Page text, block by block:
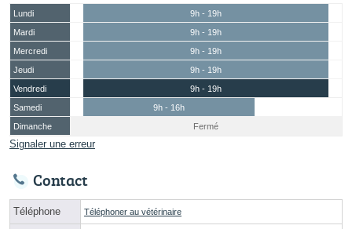
Lundi
9h - 19h
Mardi
9h - 19h
Mercredi
9h - 19h
Jeudi
9h - 19h
Vendredi
9h - 19h
Samedi
9h - 16h
Dimanche
Fermé
Signaler une erreur
Contact
Téléphone Téléphoner au vétérinaire